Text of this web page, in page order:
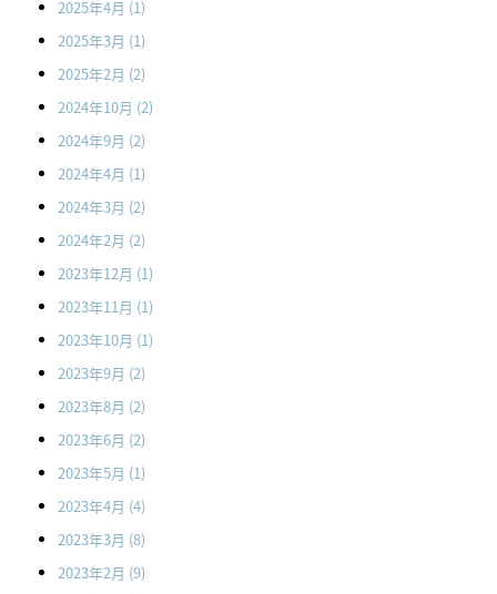
2025年4月 (1)
2025年3月 (1)
2025年2月 (2)
2024年10月 (2)
2024年9月 (2)
2024年4月 (1)
2024年3月 (2)
2024年2月 (2)
2023年12月 (1)
2023年11月 (1)
2023年10月 (1)
2023年9月 (2)
2023年8月 (2)
2023年6月 (2)
2023年5月 (1)
2023年4月 (4)
2023年3月 (8)
2023年2月 (9)